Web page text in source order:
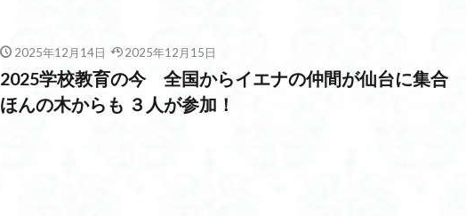
2025年12月14日 2025年12月15日
2025学校教育の今 全国からイエナの仲間が仙台に集合
ほんの木からも ３人が参加！